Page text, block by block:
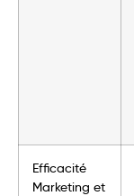
Efficacité
Marketing et